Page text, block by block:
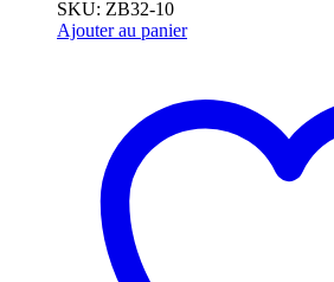
SKU: ZB32-10
Ajouter au panier